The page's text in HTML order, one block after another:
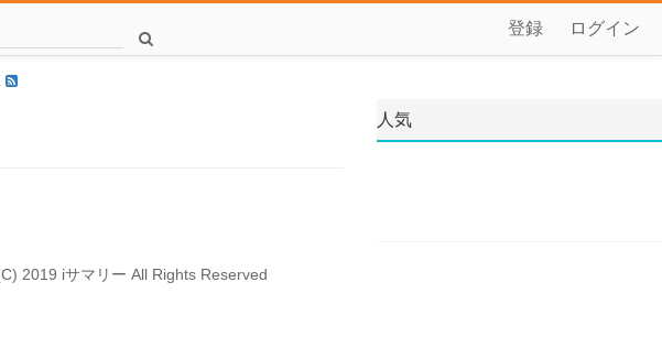
登録 ログイン
人気
2019 iサマリー All Rights Reserved